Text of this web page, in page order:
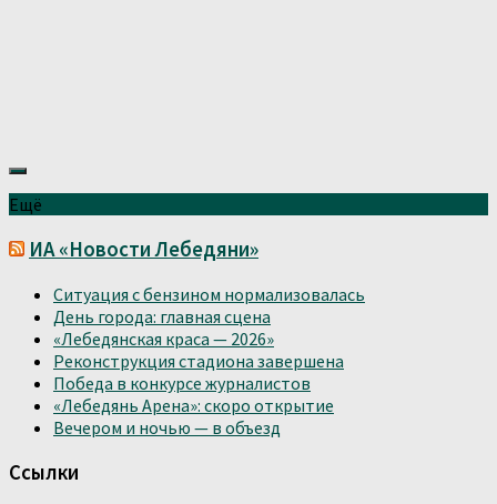
Ещё
ИА «Новости Лебедяни»
Ситуация с бензином нормализовалась
День города: главная сцена
«Лебедянская краса — 2026»
Реконструкция стадиона завершена
Победа в конкурсе журналистов
«Лебедянь Арена»: скоро открытие
Вечером и ночью — в объезд
Ссылки